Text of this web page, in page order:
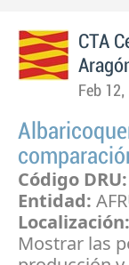
CTA
Feb
Código DRU:
Entidad:
Localización:
Mostrar las